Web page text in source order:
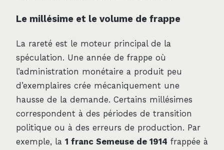
Le millésime et le volume de frappe
La rareté est le moteur principal de la
spéculation. Une année de frappe où
l’administration monétaire a produit peu
d’exemplaires crée mécaniquement une
hausse de la demande. Certains millésimes
correspondent à des périodes de transition
politique ou à des erreurs de production. Par
exemple, la 1 franc Semeuse de 1914 frappée à